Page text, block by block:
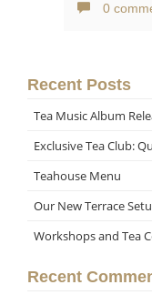
0
Recent Posts
Tea Music Album
Exclusive Tea Club:
Teahouse Menu
Our New Terrace
Workshops and Tea
Recent